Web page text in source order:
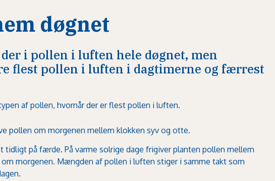
døgnet
i pollen i luften hele døgnet, men
flest pollen i luften i dagtimerne og færrest
af pollen, hvornår der er flest pollen i luften.
pollen om morgenen mellem klokken syv og otte.
tidligt på færde. På varme solrige dage frigiver planten pollen mellem
morgenen. Mængden af pollen i luften stiger i samme takt som